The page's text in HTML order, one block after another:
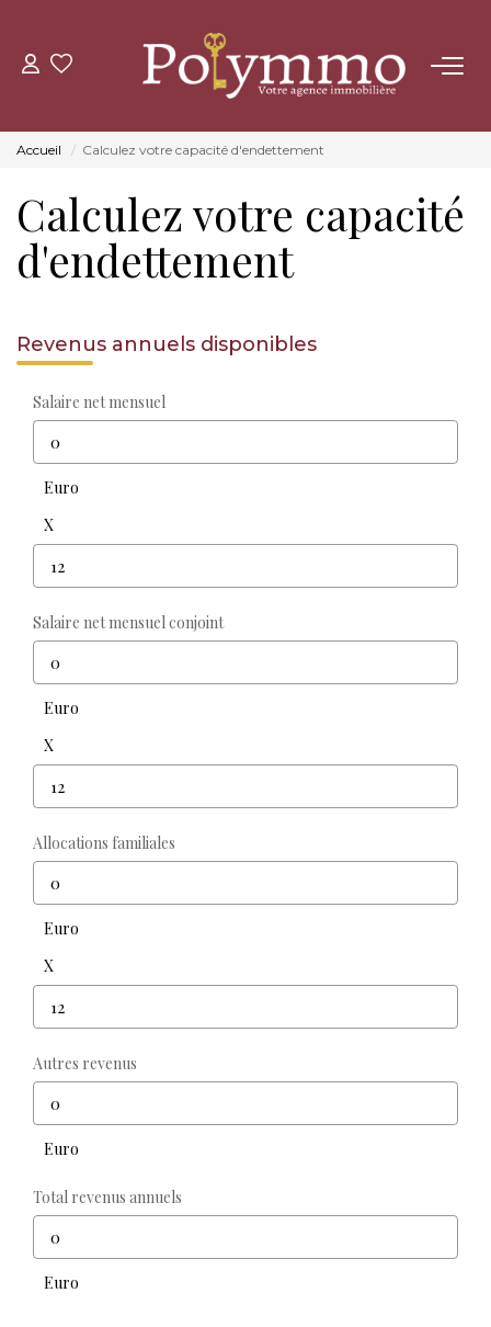
Accueil Calculez votre capacité d'endettement
Calculez votre capacité
d'endettement
Revenus annuels disponibles
Salaire net mensuel
Euro
X
Salaire net mensuel conjoint
Euro
X
Allocations familiales
Euro
X
Autres revenus
Euro
Total revenus annuels
Euro